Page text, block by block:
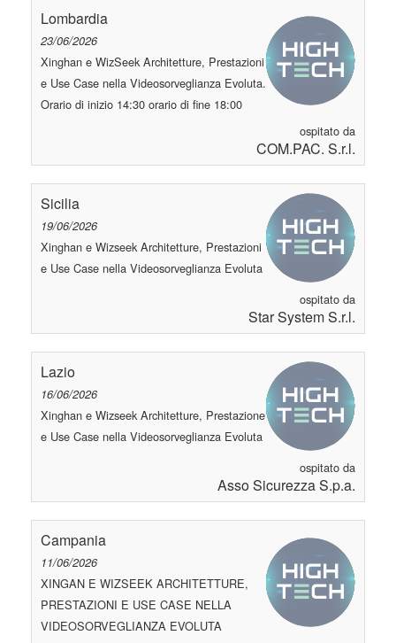
Lombardia
23/06/2026
Xinghan e WizSeek Architetture, Prestazioni
e Use Case nella Videosorveglianza Evoluta.
Orario di inizio 14:30 orario di fine 18:00
ospitato da
COM.PAC. S.r.l.
Sicilia
19/06/2026
Xinghan e Wizseek Architetture, Prestazioni
e Use Case nella Videosorveglianza Evoluta
ospitato da
Star System S.r.l.
Lazio
16/06/2026
Xinghan e Wizseek Architetture, Prestazione
e Use Case nella Videosorveglianza Evoluta
ospitato da
Asso Sicurezza S.p.a.
Campania
11/06/2026
XINGAN E WIZSEEK ARCHITETTURE,
PRESTAZIONI E USE CASE NELLA
VIDEOSORVEGLIANZA EVOLUTA